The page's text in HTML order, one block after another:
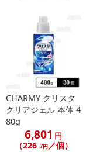
CHARMY クリスタ
クリアジェル 本体 4
80g
6,801 円
（226.7円／個）